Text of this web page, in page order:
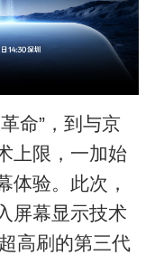
命”，到与京
上限，一加始
体验。此次，
屏幕显示技术
高刷的第三代